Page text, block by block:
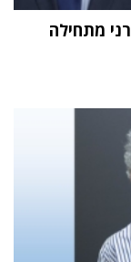
מתחילה